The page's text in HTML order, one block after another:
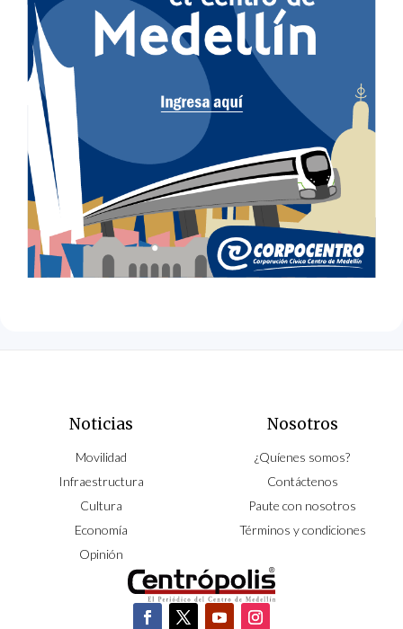
Noticias
Movilidad
Infraestructura
Cultura
Economía
Opinión
Nosotros
¿Quíenes somos?
Contáctenos
Paute con nosotros
Términos y condiciones